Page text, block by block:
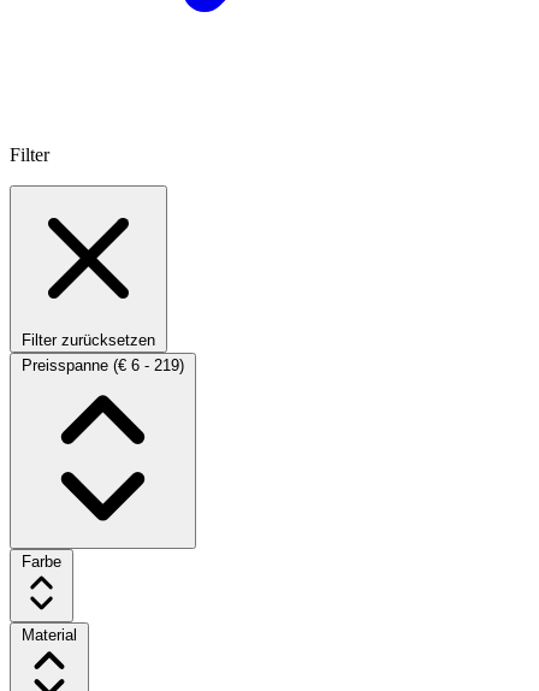
Filter
Filter zurücksetzen
Preisspanne (€ 6 - 219)
Farbe
Material